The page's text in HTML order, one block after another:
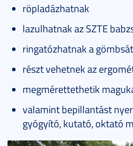
röpladázhatnak
lazulhatnak az SZTE
ringatózhatnak a
részt vehetnek az
megmérettethetik
valamint bepillantást
gyógyító, kutató, oktató